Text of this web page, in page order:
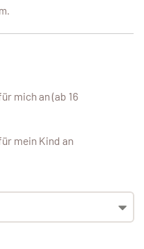
mich an (ab 16
mein Kind an